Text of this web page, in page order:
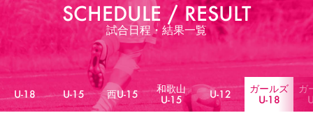
NEWS
ニュース
U-18 U-15
試合日程
MATCH
試合日程
選手
PLAYERS
スタッフ
SCHEDULE / RESULT
試合日程・結果一覧
U-18 U-15 西U-15
和歌山
U-15
U-12
ガールズ
U-18
ガ